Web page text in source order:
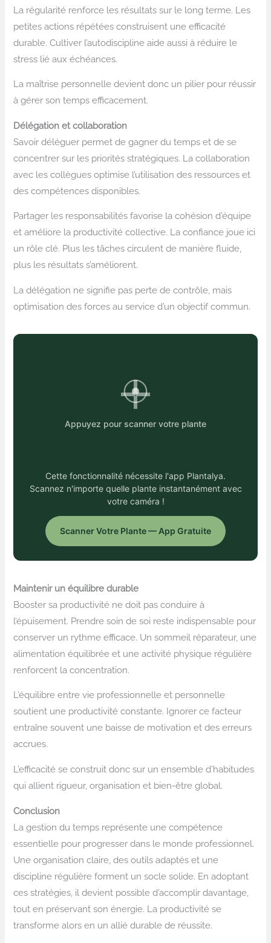
La régularité renforce les résultats sur le long terme. Les
petites actions répétées construisent une efficacité
durable. Cultiver l’autodiscipline aide aussi à réduire le
stress lié aux échéances.
La maîtrise personnelle devient donc un pilier pour réussir
à gérer son temps efficacement.
Délégation et collaboration
Savoir déléguer permet de gagner du temps et de se
concentrer sur les priorités stratégiques. La collaboration
avec les collègues optimise l’utilisation des ressources et
des compétences disponibles.
Partager les responsabilités favorise la cohésion d’équipe
et améliore la productivité collective. La confiance joue ici
un rôle clé. Plus les tâches circulent de manière fluide,
plus les résultats s’améliorent.
La délégation ne signifie pas perte de contrôle, mais
optimisation des forces au service d’un objectif commun.
Appuyez pour scanner votre plante
Cette fonctionnalité nécessite l'app Plantalya.
Scannez n'importe quelle plante instantanément avec
votre caméra !
Scanner Votre Plante — App Gratuite
Maintenir un équilibre durable
Booster sa productivité ne doit pas conduire à
l’épuisement. Prendre soin de soi reste indispensable pour
conserver un rythme efficace. Un sommeil réparateur, une
alimentation équilibrée et une activité physique régulière
renforcent la concentration.
L’équilibre entre vie professionnelle et personnelle
soutient une productivité constante. Ignorer ce facteur
entraîne souvent une baisse de motivation et des erreurs
accrues.
L’efficacité se construit donc sur un ensemble d’habitudes
qui allient rigueur, organisation et bien-être global.
Conclusion
La gestion du temps représente une compétence
essentielle pour progresser dans le monde professionnel.
Une organisation claire, des outils adaptés et une
discipline régulière forment un socle solide. En adoptant
ces stratégies, il devient possible d’accomplir davantage,
tout en préservant son énergie. La productivité se
transforme alors en un allié durable de réussite.